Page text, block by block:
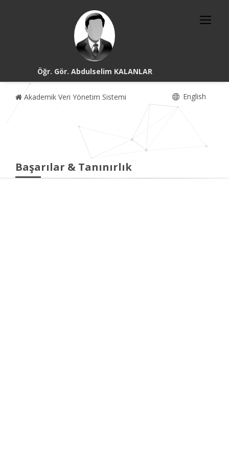
Öğr. Gör. Abdulselim KALANLAR
Akademik Veri Yönetim Sistemi English
Başarılar & Tanınırlık